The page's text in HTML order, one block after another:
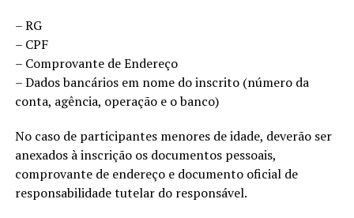
– RG
– CPF
– Comprovante de Endereço
– Dados bancários em nome do inscrito (número da
conta, agência, operação e o banco)
No caso de participantes menores de idade, deverão ser
anexados à inscrição os documentos pessoais,
comprovante de endereço e documento oficial de
responsabilidade tutelar do responsável.